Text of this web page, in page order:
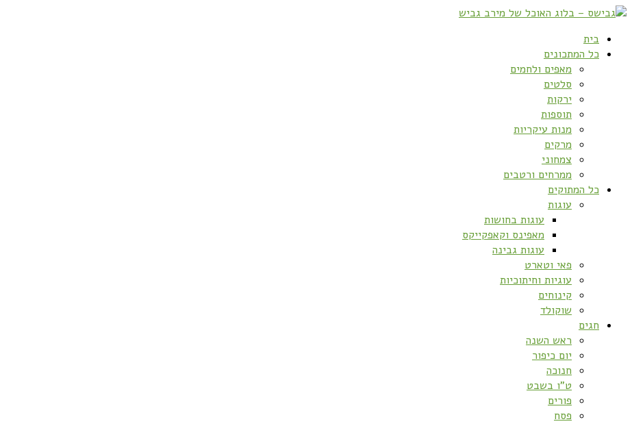
בית
כל המתכונים
מאפים ולחמים
סלטים
ירקות
תוספות
מנות עיקריות
מרקים
צמחוני
ממרחים ורטבים
כל המתוקים
עוגות
עוגות בחושות
מאפינס וקאפקייקס
עוגות גבינה
פאי וטארט
עוגיות וחיתוכיות
קינוחים
שוקולד
חגים
ראש השנה
יום כיפור
חנוכה
ט”ו בשבט
פורים
פסח